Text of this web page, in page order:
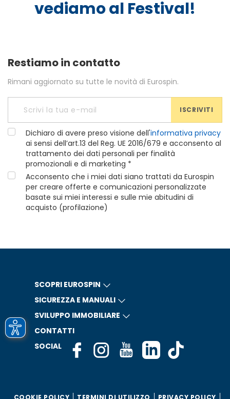
vediamo al Festival!
Restiamo in contatto
Rimani aggiornato su tutte le novità di Eurospin.
ISCRIVITI
Dichiaro di avere preso visione dell'informativa privacy
ai sensi dell’art.13 del Reg. UE 2016/679 e acconsento al
trattamento dei dati personali per finalità
promozionali e di marketing *
Acconsento che i miei dati siano trattati da Eurospin
per creare offerte e comunicazioni personalizzate
basate sui miei interessi e sulle mie abitudini di
acquisto (profilazione)
SCOPRI EUROSPIN
SICUREZZA E MANUALI
SVILUPPO IMMOBILIARE
CONTATTI
SOCIAL